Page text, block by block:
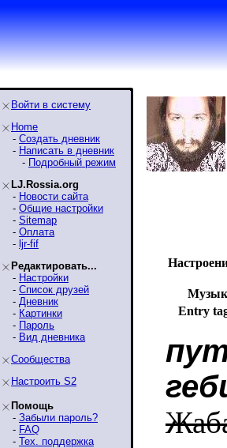
Войти в систему
Home
- Создать дневник
- Написать в дневник
- Подробный режим
LJ.Rossia.org
- Новости сайта
- Общие настройки
- Sitemap
- Оплата
- ljr-fif
Редактировать...
- Настройки
- Список друзей
- Дневник
- Картинки
- Пароль
- Вид дневника
Сообщества
Настроить S2
Помощь
- Забыли пароль?
- FAQ
- Тех. поддержка
Entry